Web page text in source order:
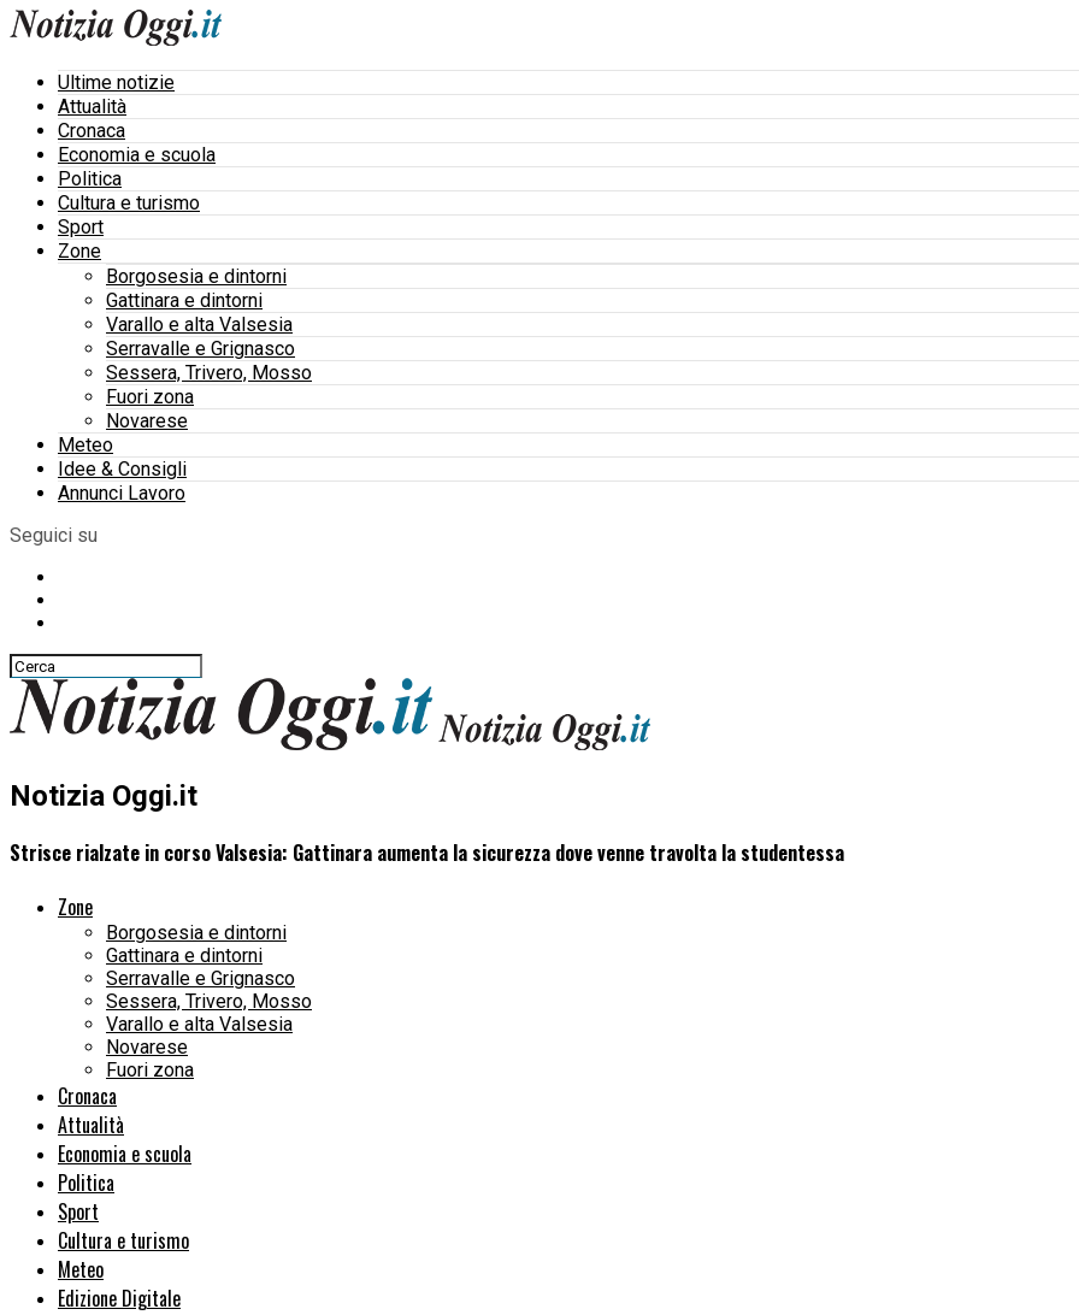
Ultime notizie
Attualità
Cronaca
Economia e scuola
Politica
Cultura e turismo
Sport
Zone
Borgosesia e dintorni
Gattinara e dintorni
Varallo e alta Valsesia
Serravalle e Grignasco
Sessera, Trivero, Mosso
Fuori zona
Novarese
Meteo
Idee & Consigli
Annunci Lavoro
Seguici su
Notizia Oggi.it
Strisce rialzate in corso Valsesia: Gattinara aumenta la sicurezza dove venne travolta la studentessa
Zone
Borgosesia e dintorni
Gattinara e dintorni
Serravalle e Grignasco
Sessera, Trivero, Mosso
Varallo e alta Valsesia
Novarese
Fuori zona
Cronaca
Attualità
Economia e scuola
Politica
Sport
Cultura e turismo
Meteo
Edizione Digitale